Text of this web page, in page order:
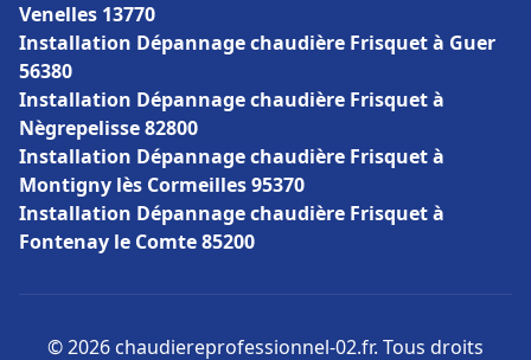
Venelles 13770
Installation Dépannage chaudière Frisquet à Guer
56380
Installation Dépannage chaudière Frisquet à
Nègrepelisse 82800
Installation Dépannage chaudière Frisquet à
Montigny lès Cormeilles 95370
Installation Dépannage chaudière Frisquet à
Fontenay le Comte 85200
© 2026 chaudiereprofessionnel-02.fr. Tous droits